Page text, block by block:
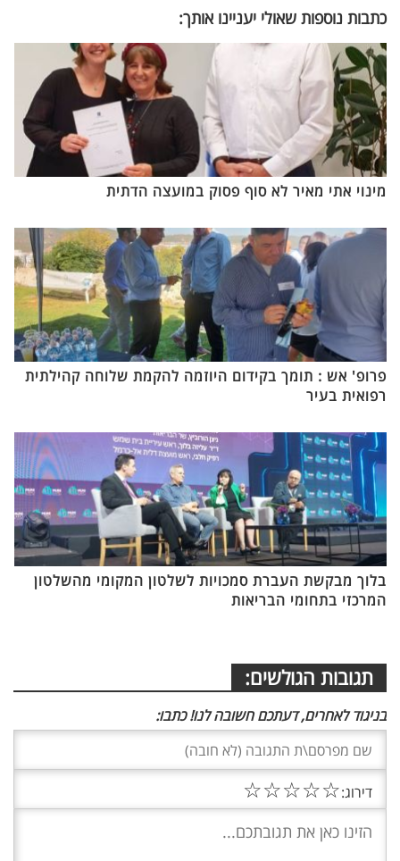
כתבות נוספות שאולי יעניינו אותך:
מינוי אתי מאיר לא סוף פסוק במועצה הדתית
פרופ' אש : תומך בקידום היוזמה להקמת שלוחה קהילתית
רפואית בעיר
בלוך מבקשת העברת סמכויות לשלטון המקומי מהשלטון
המרכזי בתחומי הבריאות
תגובות הגולשים:
בניגוד לאחרים, דעתכם חשובה לנו! כתבו:
דירוג:☆
☆
☆
☆
☆